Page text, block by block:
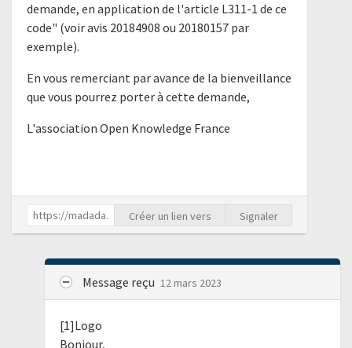
demande, en application de l'article L311-1 de ce
code" (voir avis 20184908 ou 20180157 par
exemple).
En vous remerciant par avance de la bienveillance
que vous pourrez porter à cette demande,
L'association Open Knowledge France
Créer un lien vers Signaler
Message reçu 12 mars 2023
[1]Logo
Bonjour,